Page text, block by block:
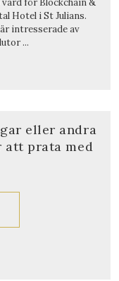
för Blockchain &
Hotel i St Julians.
intresserade av
...
eller andra
att prata med